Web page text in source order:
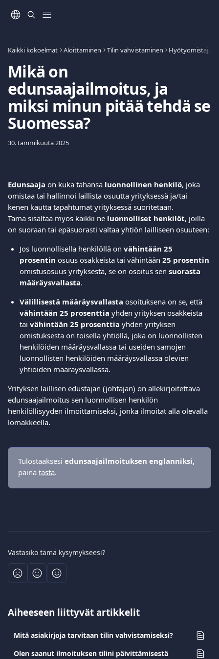
Kaikki kokoelmat Aloittaminen Tilin vahvistaminen
Mikä on
edunsaajailmoitus, ja
miksi minun pitää tehdä se
Suomessa?
30. tammikuuta 2025
Edunsaaja on kuka tahansa luonnollinen henkilö, joka
omistaa tai hallinnoi laillista osuutta yrityksessä ja/tai
kenen kautta tapahtumat yrityksessä suoritetaan.
Tämä sisältää myös kaikki ne luonnolliset henkilöt, joilla
on suoraan tai epäsuorasti valtaa yhtiön lailliseen osuuteen:
Jos luonnollisella henkilöllä on vähintään 25
prosentin osuus osakkeista tai vähintään 25 prosentin
omistusosuus yrityksestä, se on osoitus sen suorasta
määräysvallasta.
Välillisestä määräysvallasta osoituksena on se, että
vähintään 25 prosenttia yhden yrityksen osakkeista
tai vähintään 25 prosenttia yhden yrityksen
omistuksesta on toisella yhtiöllä, joka on luonnollisten
henkilöiden määräysvallassa tai useiden samojen
luonnollisten henkilöiden määräysvallassa olevien
yhtiöiden määräysvallassa.
Yrityksen laillisen edustajan (johtajan) on allekirjoitettava
edunsaajailmoitus sen luonnollisen henkilön
henkilöllisyyden ilmoittamiseksi, jonka ilmoitat alla olevalla
lomakkeella.
Tulostaaksesi edunsaajailmoituksen englanniksi,
paina tästä.
Vastasiko tämä kysymykseesi?
Aiheeseen liittyvät artikkelit
Mitä asiakirjoja tarvitaan tilin vahvistamiseksi?
Olen saanut ilmoituksen tilini päivittämisestä